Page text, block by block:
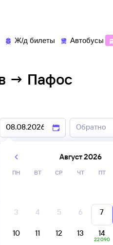
Ж/д билеты Автобусы
→ Пафос
7 авг
Август 2026
ПН ВТ СР ЧТ ПТ
3 4 5 6 7
10 11 12 13 14
22 ⁠090